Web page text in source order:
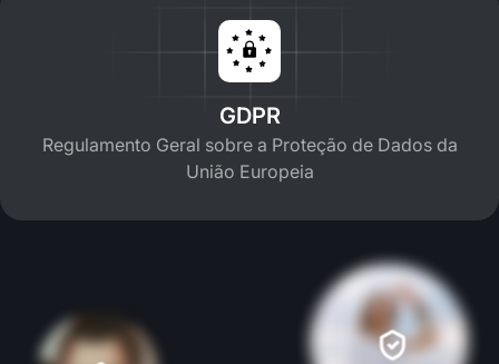
GDPR
Regulamento Geral sobre a Proteção de Dados da
União Europeia